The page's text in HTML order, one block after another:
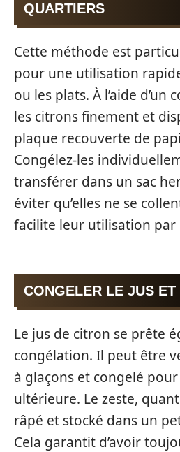
QUARTIERS
Cette méthode est
pour une utilisation
ou les plats. À l’aide d’un
les citrons finement et
plaque recouverte de
Congélez-les
transférer dans un sac
éviter qu’elles ne se
facilite leur utilisation par
CONGELER LE JUS ET
Le jus de citron se prête
congélation. Il peut être
à glaçons et congelé
ultérieure. Le zeste,
râpé et stocké dans un
Cela garantit d’avoir